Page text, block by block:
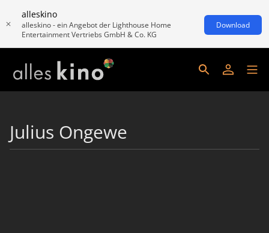
alleskino
alleskino - ein Angebot der Lighthouse Home
Entertainment Vertriebs GmbH & Co. KG
Download
Julius Ongewe